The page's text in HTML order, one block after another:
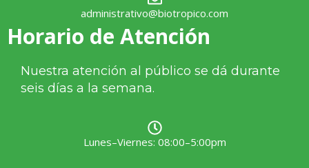
administrativo@biotropico.com
Horario de Atención
Nuestra atención al público se dá durante
seis días a la semana.
Lunes–Viernes: 08:00–5:00pm